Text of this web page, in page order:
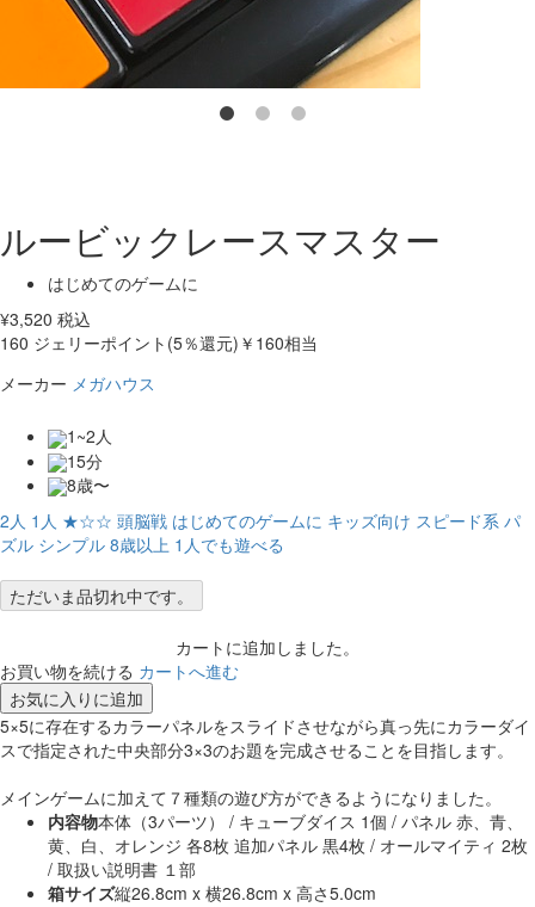
ルービックレースマスター
はじめてのゲームに
¥3,520 税込
160 ジェリーポイント(5％還元) ￥160相当
メーカー メガハウス
1~2人
15分
8歳〜
2人 1人 ★☆☆ 頭脳戦 はじめてのゲームに キッズ向け スピード系 パ
ズル シンプル 8歳以上 1人でも遊べる
ただいま品切れ中です。
カートに追加しました。
お買い物を続ける カートへ進む
お気に入りに追加
5×5に存在するカラーパネルをスライドさせながら真っ先にカラーダイ
スで指定された中央部分3×3のお題を完成させることを目指します。
メインゲームに加えて７種類の遊び方ができるようになりました。
内容物本体（3パーツ） / キューブダイス 1個 / パネル 赤、青、
黄、白、オレンジ 各8枚 追加パネル 黒4枚 / オールマイティ 2枚
/ 取扱い説明書 １部
箱サイズ縦26.8cm x 横26.8cm x 高さ5.0cm